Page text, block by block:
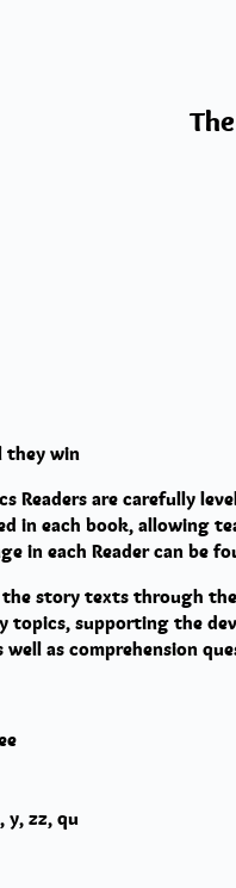
win?
Readersare carefully
in each book,
in each Reader can be
story texts through
supporting the
as comprehension
y, zz, qu